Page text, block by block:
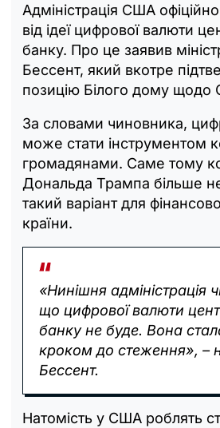
Адміністрація США
від ідеї цифрової валюти
банку. Про це заявив
Бессент, який вкотре
позицію Білого дому щодо
За словами чиновника,
може стати інструментом
громадянами. Саме тому
Дональда Трампа більше
такий варіант для
країни.
«Нинішня адміністрація
що цифрової валюти
банку не буде. Вона
кроком до стеження», –
Бессент.
Натомість у США роблять